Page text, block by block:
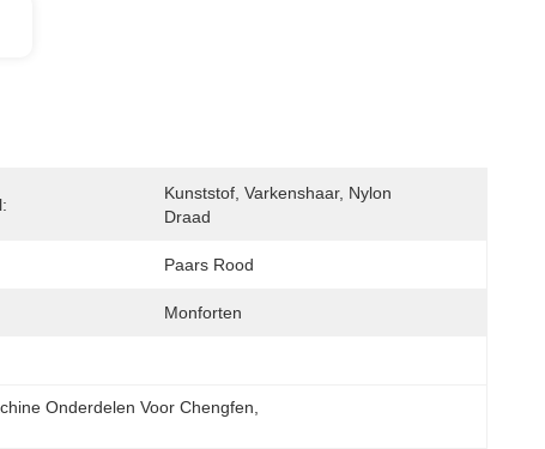
Kunststof, Varkenshaar, Nylon
Draad
Paars Rood
Monforten
Onderdelen Voor Chengfen